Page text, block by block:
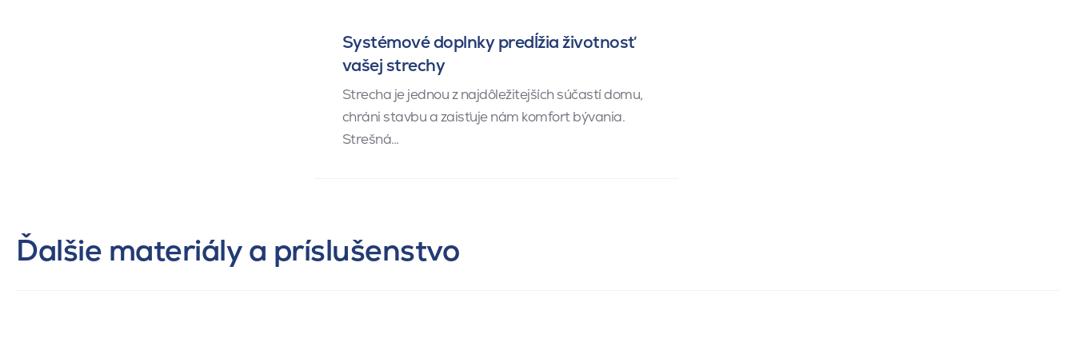
Systémové doplnky predĺžia životnosť
vašej strechy
Strecha je jednou z najdôležitejších súčastí domu,
chráni stavbu a zaisťuje nám komfort bývania.
Strešná…
Ďalšie materiály a príslušenstvo